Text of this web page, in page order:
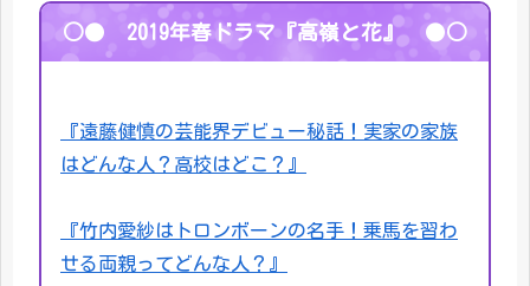
○● 2019年春ドラマ『高嶺と花』 ●○
『遠藤健慎の芸能界デビュー秘話！実家の家族
はどんな人？高校はどこ？』
『竹内愛紗はトロンボーンの名手！乗馬を習わ
せる両親ってどんな人？』